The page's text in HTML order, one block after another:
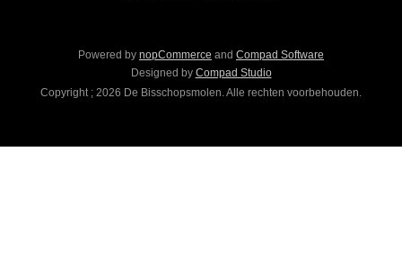
Powered by nopCommerce and Compad Software
Designed by Compad Studio
Copyright ; 2026 De Bisschopsmolen. Alle rechten voorbehouden.